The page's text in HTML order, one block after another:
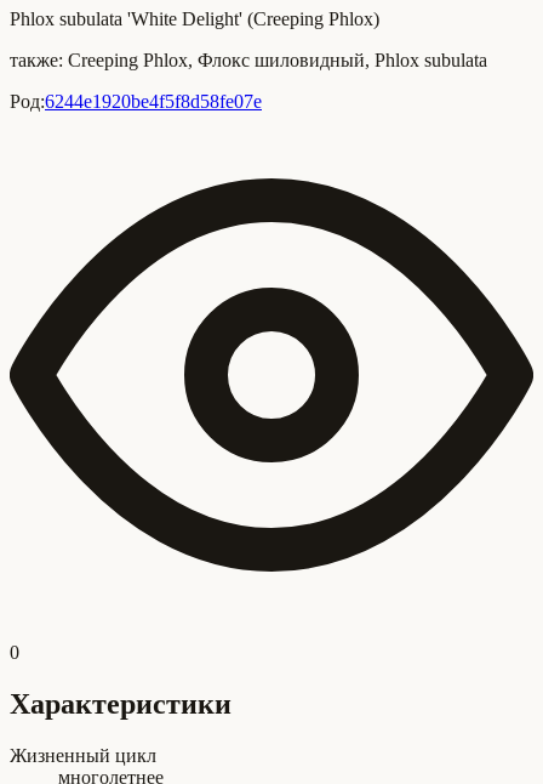
Phlox subulata 'White Delight' (Creeping Phlox)
также: Creeping Phlox, Флокс шиловидный, Phlox subulata
Род:6244e1920be4f5f8d58fe07e
0
Характеристики
Жизненный цикл
многолетнее